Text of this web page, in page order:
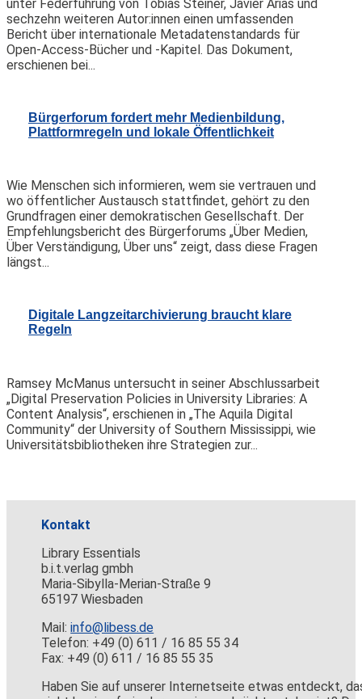
unter Federführung von Tobias Steiner, Javier Arias und
sechzehn weiteren Autor:innen einen umfassenden
Bericht über internationale Metadatenstandards für
Open-Access-Bücher und -Kapitel. Das Dokument,
erschienen bei...
Bürgerforum fordert mehr Medienbildung,
Plattformregeln und lokale Öffentlichkeit
Wie Menschen sich informieren, wem sie vertrauen und
wo öffentlicher Austausch stattfindet, gehört zu den
Grundfragen einer demokratischen Gesellschaft. Der
Empfehlungsbericht des Bürgerforums „Über Medien,
Über Verständigung, Über uns“ zeigt, dass diese Fragen
längst...
Digitale Langzeitarchivierung braucht klare
Regeln
Ramsey McManus untersucht in seiner Abschlussarbeit
„Digital Preservation Policies in University Libraries: A
Content Analysis“, erschienen in „The Aquila Digital
Community“ der University of Southern Mississippi, wie
Universitätsbibliotheken ihre Strategien zur...
Kontakt
Library Essentials
b.i.t.verlag gmbh
Maria-Sibylla-Merian-Straße 9
65197 Wiesbaden
Mail:info@libess.de
Telefon: +49 (0) 611 / 16 85 55 34
Fax: +49 (0) 611 / 16 85 55 35
Haben Sie auf unserer Internetseite etwas entdeckt,